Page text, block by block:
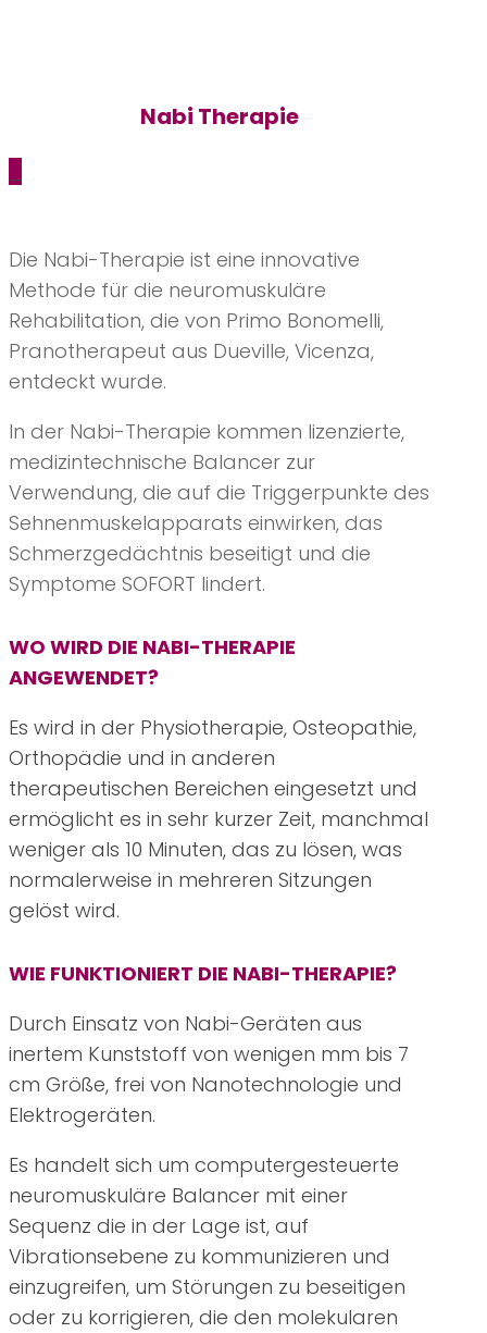
Nabi Therapie
Die Nabi-Therapie ist eine innovative
Methode für die neuromuskuläre
Rehabilitation, die von Primo Bonomelli,
Pranotherapeut aus Dueville, Vicenza,
entdeckt wurde.
In der Nabi-Therapie kommen lizenzierte,
medizintechnische Balancer zur
Verwendung, die auf die Triggerpunkte des
Sehnenmuskelapparats einwirken, das
Schmerzgedächtnis beseitigt und die
Symptome SOFORT lindert.
WO WIRD DIE NABI-THERAPIE
ANGEWENDET?
Es wird in der Physiotherapie, Osteopathie,
Orthopädie und in anderen
therapeutischen Bereichen eingesetzt und
ermöglicht es in sehr kurzer Zeit, manchmal
weniger als 10 Minuten, das zu lösen, was
normalerweise in mehreren Sitzungen
gelöst wird.
WIE FUNKTIONIERT DIE NABI-THERAPIE?
Durch Einsatz von Nabi-Geräten aus
inertem Kunststoff von wenigen mm bis 7
cm Größe, frei von Nanotechnologie und
Elektrogeräten.
Es handelt sich um computergesteuerte
neuromuskuläre Balancer mit einer
Sequenz die in der Lage ist, auf
Vibrationsebene zu kommunizieren und
einzugreifen, um Störungen zu beseitigen
oder zu korrigieren, die den molekularen